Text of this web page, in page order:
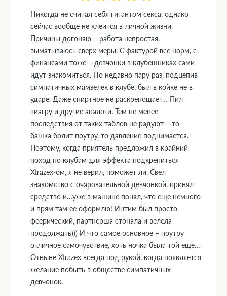
Никогда не считал себя гигантом секса, однако
сейчас вообще не клеится в личной жизни.
Причины догоняю – работа непростая,
выматываюсь сверх меры. С фактурой все норм, с
финансами тоже – девчонки в клубешниках сами
идут знакомиться. Но недавно пару раз, подцепив
симпатичных мамзелек в клубе, был в койке не в
ударе. Даже спиртное не раскрепощает… Пил
виагру и другие аналоги. Тем не менее
последствия от таких таблов не радуют – то
башка болит поутру, то давление поднимается.
Поэтому, когда приятель предложил в крайний
поход по клубам для эффекта подкрепиться
Xtrazex-ом, я не верил, поможет ли. Свел
знакомство с очаровательной девчонкой, принял
средство и…уже в машине понял, что еще немного
и прям там ее оформлю! Интим был просто
феерический, партнерша стонала и велела
продолжать))) И что самое основное – поутру
отличное самочувствие, хоть ночка была той еще…
Отныне Xtrazex всегда под рукой, когда появляется
желание побыть в обществе симпатичных
девчонок.